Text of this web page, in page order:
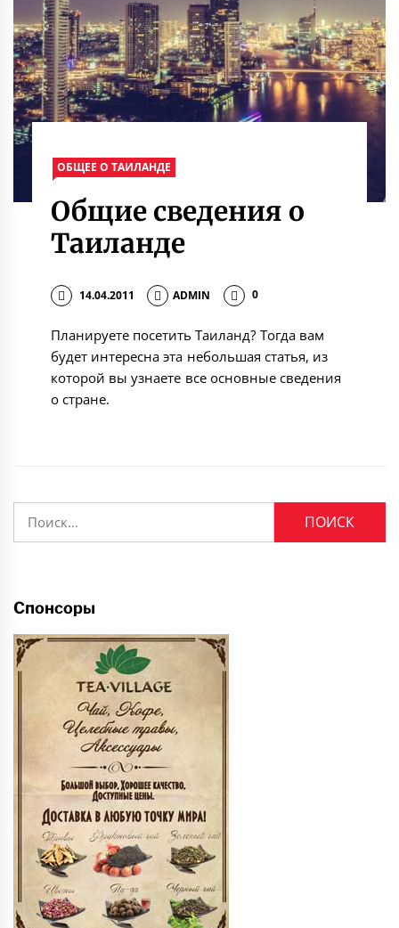
ОБЩЕЕ О ТАИЛАНДЕ
Общие сведения о
Таиланде
14.04.2011 ADMIN 0
Планируете посетить Таиланд? Тогда вам
будет интересна эта небольшая статья, из
которой вы узнаете все основные сведения
о стране.
Спонсоры